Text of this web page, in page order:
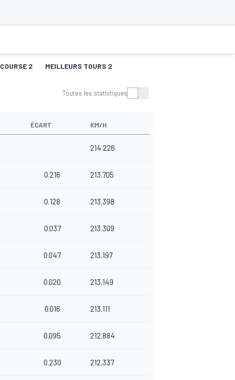
COURSE 2 MEILLEURS TOURS 2
Toutes les statistiques
ÉCART KM/H
214.226
0.216 213.705
0.128 213.398
0.037 213.309
0.047 213.197
0.020 213.149
0.016 213.111
0.095 212.884
0.230 212.337